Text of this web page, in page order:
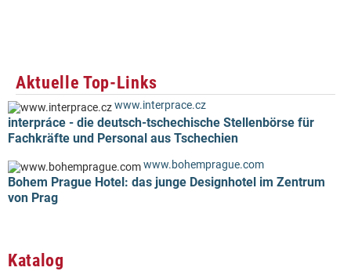
Aktuelle Top-Links
www.interprace.cz
interpráce - die deutsch-tschechische Stellenbörse für
Fachkräfte und Personal aus Tschechien
www.bohemprague.com
Bohem Prague Hotel: das junge Designhotel im Zentrum
von Prag
Katalog